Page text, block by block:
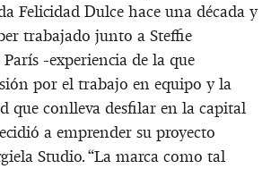
Felicidad Dulce hace una década y
trabajado junto a Steffie
-experiencia de la que
por el trabajo en equipo y la
que conlleva desfilar en la capital
a emprender su proyecto
Studio. “La marca como tal